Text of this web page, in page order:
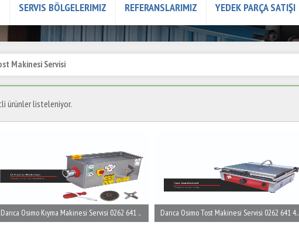
SERVIS BÖLGELERIMIZ REFERANSLARIMIZ YEDEK PARÇA SATIŞI
Makinesi Servisi
ürünler listeleniyor.
Darıca Osimo Kıyma Makinesi Servisi 0262 641 .. Darıca Osimo Tost Makinesi Servisi 0262 641 4..